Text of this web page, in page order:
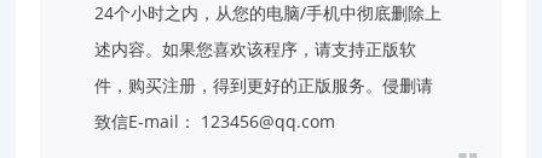
24个小时之内，从您的电脑/手机中彻底删除上
述内容。如果您喜欢该程序，请支持正版软
件，购买注册，得到更好的正版服务。侵删请
致信E-mail： 123456@qq.com